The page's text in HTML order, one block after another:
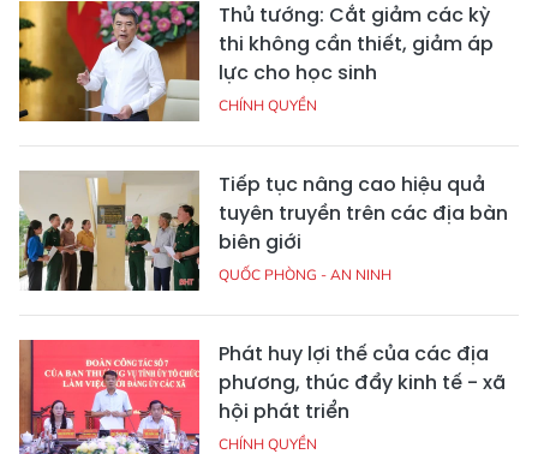
Thủ tướng: Cắt giảm các kỳ
thi không cần thiết, giảm áp
lực cho học sinh
CHÍNH QUYỀN
Tiếp tục nâng cao hiệu quả
tuyên truyền trên các địa bàn
biên giới
QUỐC PHÒNG - AN NINH
Phát huy lợi thế của các địa
phương, thúc đẩy kinh tế - xã
hội phát triển
CHÍNH QUYỀN